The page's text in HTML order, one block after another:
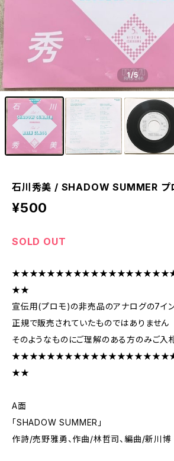
1/5
石川秀美 / SHADOW SUMMER プ
¥500
SOLD OUT
★★
宣伝用(プロモ)の非売品のアナログの7イン
正規で販売されていたものではありません
そのようなものにご理解のある方のみご入
★★
A面
｢SHADOW SUMMER」
作詩/売野雅勇、作曲/林哲司、編曲/新川博